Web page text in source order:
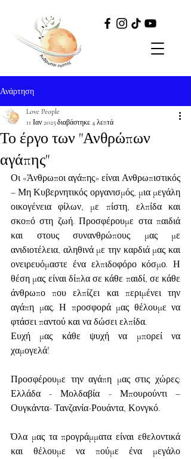
Ανάρτηση
Το έργο των "Ανθρώπων
αγάπης"
Love People
11 Ιαν 2025διαβάστηκε 4 λεπτά
Οι «Άνθρωποι αγάπης» είναι Ανθρωπιστικός
– Μη Κυβερνητικός οργανισμός, μια μεγάλη
οικογένεια φίλων, με πίστη, ελπίδα και
σκοπό στη ζωή. Προσφέρουμε στα παιδιά
και στους συνανθρώπους μας με
ανιδιοτέλεια, αληθινά με την καρδιά μας και
ονειρευόμαστε ένα ελπιδοφόρο κόσμο. Η
θέση μας είναι δίπλα σε κάθε παιδί, σε κάθε
άνθρωπο που ελπίζει και περιμένει την
αγάπη μας. Η προσφορά μας θέλουμε να
φτάσει παντού και να δώσει ελπίδα.
Ευχή μας κάθε ψυχή να μπορεί να
χαμογελά!
Προσφέρουμε την αγάπη μας στις χώρες:
Ελλάδα - Μολδαβία - Μπουρούντι –
Ουγκάντα- Τανζανία-Ρουάντα, Κονγκό.
Όλα μας τα προγράμματα είναι εθελοντικά
και θέλουμε να πούμε ένα μεγάλο